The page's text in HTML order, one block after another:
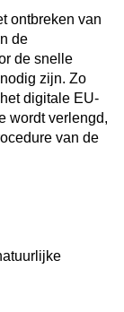
ontbreken van
de
de snelle
zijn. Zo
digitale EU-
wordt verlengd,
van de